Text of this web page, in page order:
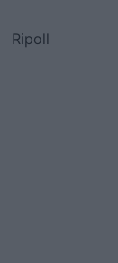
Ripoll